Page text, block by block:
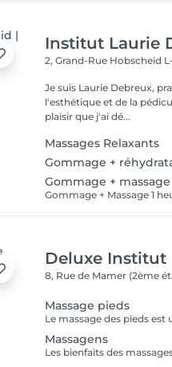
Institut Laurie
2, Grand-Rue Hobscheid
Je suis Laurie Debreux,
l'esthétique et de la
plaisir que j'ai dé...
Massages Relaxants
Gommage +
Gommage + massage
Gommage + Massage 1
Deluxe Institut
8, Rue de Mamer (2ème
Massage pieds
Massagens